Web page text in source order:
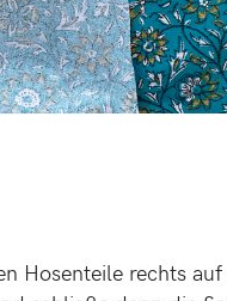
Hosenteile rechts